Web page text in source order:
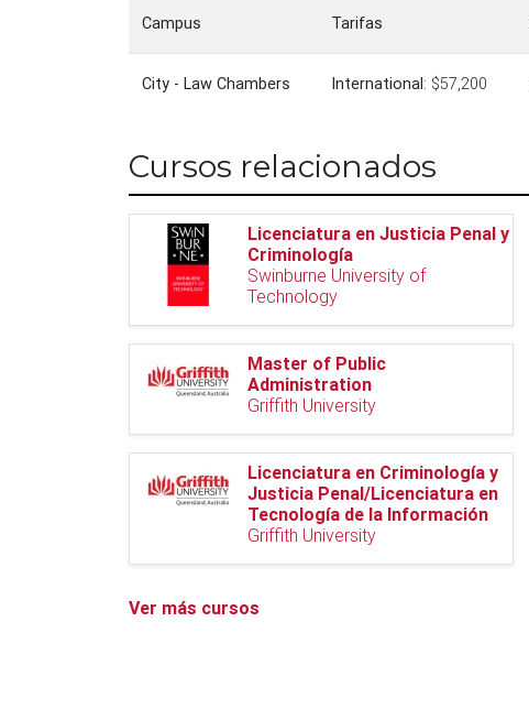
Campus Tarifas
City - Law Chambers International: $57,200
Cursos relacionados
Licenciatura en Justicia Penal y
Criminología
Swinburne University of
Technology
Master of Public
Administration
Griffith University
Licenciatura en Criminología y
Justicia Penal/Licenciatura en
Tecnología de la Información
Griffith University
Ver más cursos